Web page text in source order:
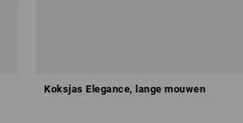
Koksjas Elegance, lange mouwen